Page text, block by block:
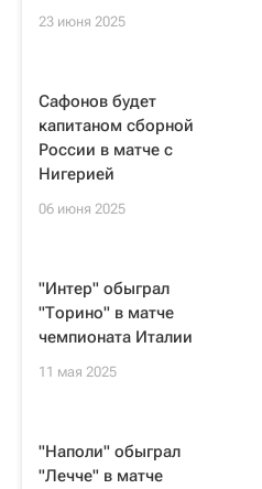
23 июня 2025
Сафонов будет
капитаном сборной
России в матче с
Нигерией
06 июня 2025
"Интер" обыграл
"Торино" в матче
чемпионата Италии
11 мая 2025
"Наполи" обыграл
"Лечче" в матче